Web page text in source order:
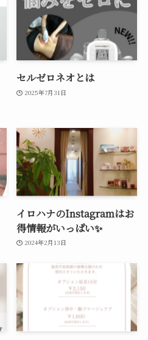
セルゼロネオとは
2025年7月31日
イロハナのInstagramはお
得情報がいっぱい✨
2024年2月13日